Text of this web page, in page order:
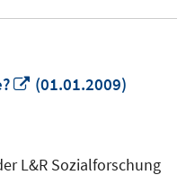
In
(01.01.2009)
L&R Sozialforschung